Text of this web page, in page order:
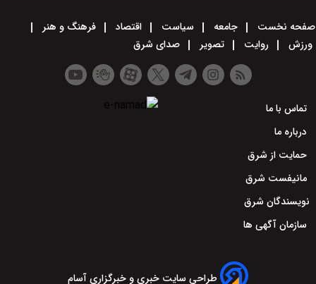
صفحه نخست جامعه سیاست اقتصاد
فرهنگ و هنر
ورزش
روایت تصویر صدای شرق
تماس با ما
درباره ما
حمایت از شرق
مانیفست شرق
نویسندگان شرق
سازمان آگهی ها
طراحی سایت خبری و خبرگزاری آسام